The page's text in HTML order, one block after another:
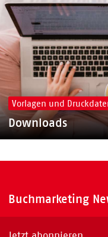
Vorlagen und
Downloads
Buchmarketing